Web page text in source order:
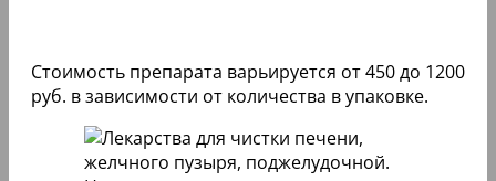
Стоимость препарата варьируется от 450 до 1200
руб. в зависимости от количества в упаковке.